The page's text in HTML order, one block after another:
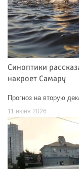
Синоптики
накроет Самару
Прогноз на вторую
11 июня 2026